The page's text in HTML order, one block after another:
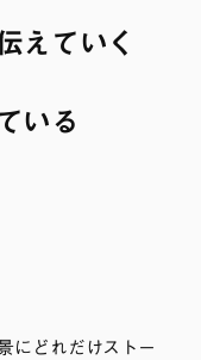
えていく
いる
にどれだけストー